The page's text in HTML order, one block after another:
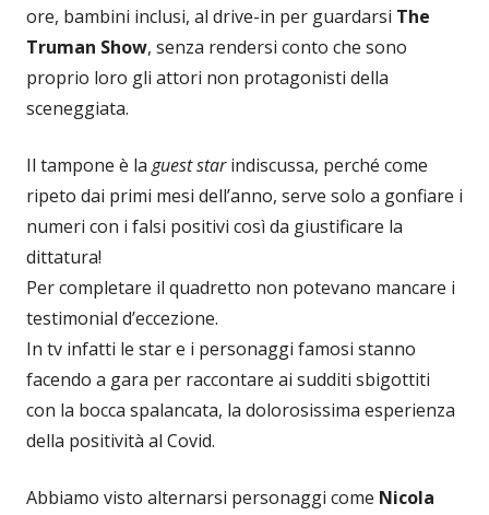
ore, bambini inclusi, al drive-in per guardarsi The
Truman Show, senza rendersi conto che sono
proprio loro gli attori non protagonisti della
sceneggiata.
Il tampone è laguest starindiscussa, perché come
ripeto dai primi mesi dell’anno, serve solo a gonfiare i
numeri con i falsi positivi così da giustificare la
dittatura!
Per completare il quadretto non potevano mancare i
testimonial d’eccezione.
In tv infatti le star e i personaggi famosi stanno
facendo a gara per raccontare ai sudditi sbigottiti
con la bocca spalancata, la dolorosissima esperienza
della positività al Covid.
Abbiamo visto alternarsi personaggi come Nicola